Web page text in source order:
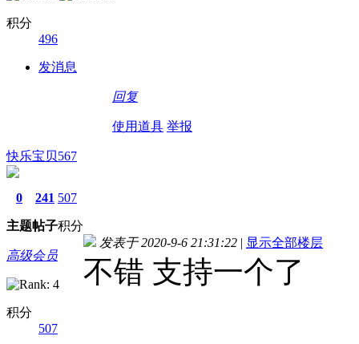
积分
496
发消息
回复
使用道具 举报
快乐宝贝567
0
主题
241
帖子
507
积分
高级会员
积分
507
发表于 2020-9-6 21:31:22 | 显示全部楼层
不错 支持一个了